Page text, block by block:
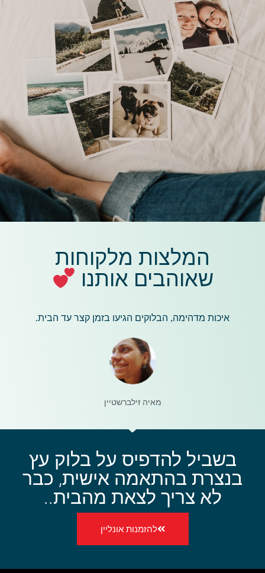
המלצות מלקוחות
שאוהבים אותנו
איכות מדהימה, הבלוקים הגיעו בזמן קצר עד הבית.
מאיה זילברשטיין
בשביל להדפיס על בלוק עץ
בנצרת בהתאמה אישית, כבר
לא צריך לצאת מהבית..
להזמנות אונליין